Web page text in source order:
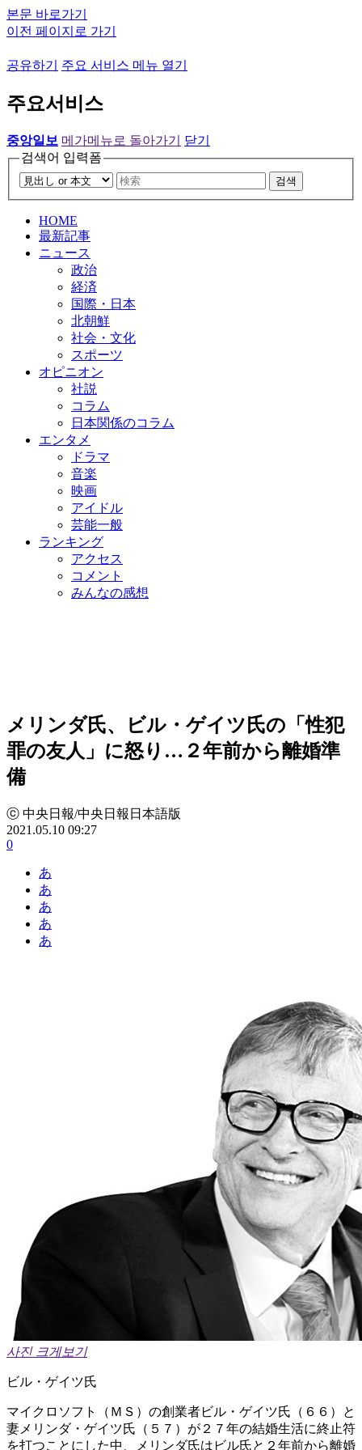
본문 바로가기
이전 페이지로 가기
공유하기 주요 서비스 메뉴 열기
주요서비스
중앙일보 메가메뉴로 돌아가기
닫기
검색어 입력폼
검색
HOME
最新記事
ニュース
政治
経済
国際・日本
北朝鮮
社会・文化
スポーツ
オピニオン
社説
コラム
日本関係のコラム
エンタメ
ドラマ
音楽
映画
アイドル
芸能一般
ランキング
アクセス
コメント
みんなの感想
メリンダ氏、ビル・ゲイツ氏の「性犯
罪の友人」に怒り…２年前から離婚準
備
ⓒ 中央日報/中央日報日本語版
2021.05.10 09:27
0
あ
あ
あ
あ
あ
사진 크게보기
ビル・ゲイツ氏
マイクロソフト（ＭＳ）の創業者ビル・ゲイツ氏（６６）と
妻メリンダ・ゲイツ氏（５７）が２７年の結婚生活に終止符
を打つことにした中、メリンダ氏はビル氏と２年前から離婚